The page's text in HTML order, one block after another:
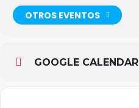
OTROS EVENTOS
GOOGLE CALENDAR